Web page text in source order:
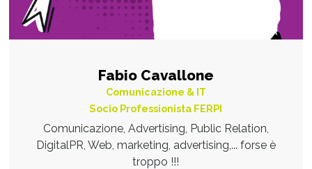
Fabio Cavallone
Comunicazione & IT
Socio Professionista FERPI
Comunicazione, Advertising, Public Relation,
DigitalPR, Web, marketing, advertising,... forse è
troppo !!!